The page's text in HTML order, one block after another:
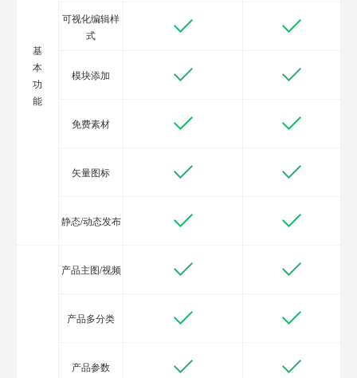
基
本
功
能
可视化编辑样
式
模块添加
免费素材
矢量图标
静态/动态发布
产品主图/视频
产品多分类
产品参数